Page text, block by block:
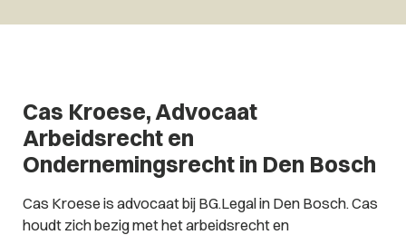
Cas Kroese, Advocaat
Arbeidsrecht en
Ondernemingsrecht in Den Bosch
Cas Kroese is advocaat bij BG.Legal in Den Bosch. Cas
houdt zich bezig met het arbeidsrecht en